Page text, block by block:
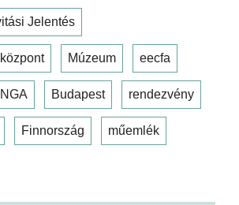
Jelentés
Múzeum eecfa
Budapest rendezvény
Finnország műemlék